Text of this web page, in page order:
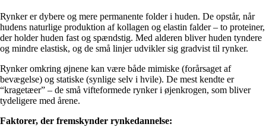
Rynker er dybere og mere permanente folder i huden. De opstår, når
hudens naturlige produktion af kollagen og elastin falder – to proteiner,
der holder huden fast og spændstig. Med alderen bliver huden tyndere
og mindre elastisk, og de små linjer udvikler sig gradvist til rynker.
Rynker omkring øjnene kan være både mimiske (forårsaget af
bevægelse) og statiske (synlige selv i hvile). De mest kendte er
“kragetæer” – de små vifteformede rynker i øjenkrogen, som bliver
tydeligere med årene.
Faktorer, der fremskynder rynkedannelse: